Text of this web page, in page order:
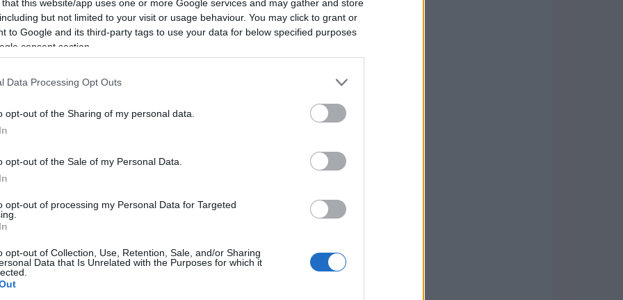
that this website/app uses one or more Google services and may gather and store
but not limited to your visit or usage behaviour. You may click to grant or
to Google and its third-party tags to use your data for below specified purposes
consent section.
Data Processing Opt Outs
opt-out of the Sharing of my personal data.
opt-out of the Sale of my Personal Data.
opt-out of processing my Personal Data for Targeted
opt-out of Collection, Use, Retention, Sale, and/or Sharing
Data that Is Unrelated with the Purposes for which it